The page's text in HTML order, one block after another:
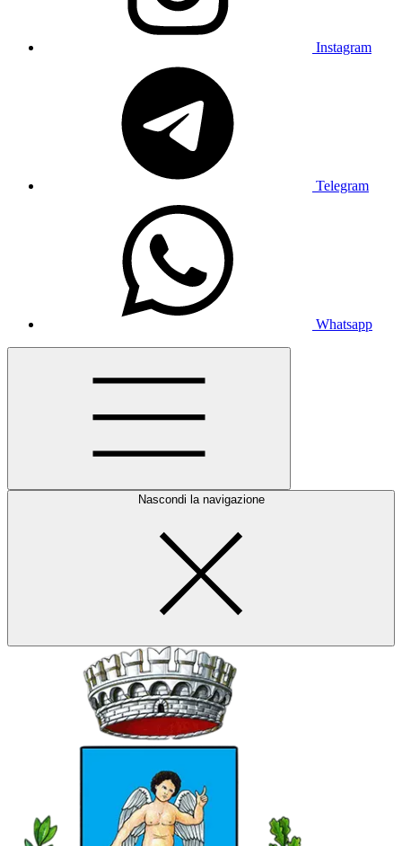
Instagram
Telegram
Whatsapp
Nascondi la navigazione